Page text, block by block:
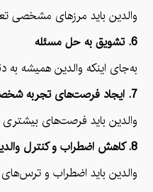
والدین باید مرزهای مشخصی
6. تشویق به حل مسئله
به‌جای اینکه والدین همیشه
7. ایجاد فرصت‌های تجربه شخصی
والدین باید فرصت‌های بیشتری
8. کاهش اضطراب و کنترل والدین
والدین باید اضطراب و